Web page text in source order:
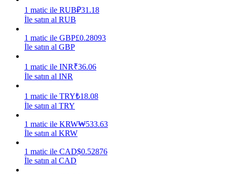
Power Piggy
1 matic ile RUB₽31.18
İle satın al RUB
1 matic ile GBP£0.28093
İle satın al GBP
1 matic ile INR₹36.06
İle satın al INR
1 matic ile TRY₺18.08
İle satın al TRY
1 matic ile KRW₩533.63
İle satın al KRW
1 matic ile CAD$0.52876
İle satın al CAD